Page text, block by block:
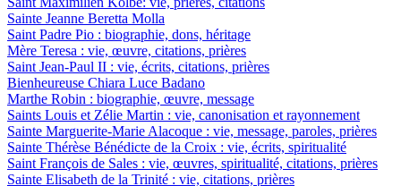
Sainte Jeanne Beretta Molla
Saint Padre Pio : biographie, dons, héritage
Mère Teresa : vie, œuvre, citations, prières
Saint Jean-Paul II : vie, écrits, citations, prières
Bienheureuse Chiara Luce Badano
Marthe Robin : biographie, œuvre, message
Saints Louis et Zélie Martin : vie, canonisation et rayonnement
Sainte Marguerite-Marie Alacoque : vie, message, paroles, prières
Sainte Thérèse Bénédicte de la Croix : vie, écrits, spiritualité
Saint François de Sales : vie, œuvres, spiritualité, citations, prières
Sainte Elisabeth de la Trinité : vie, citations, prières